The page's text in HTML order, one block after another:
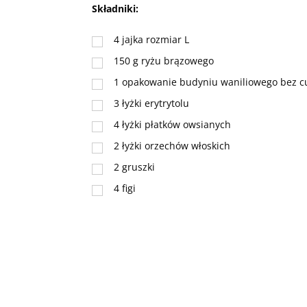
Składniki:
4 jajka rozmiar L
150 g ryżu brązowego
1 opakowanie budyniu waniliowego bez
3 łyżki erytrytolu
4 łyżki płatków owsianych
2 łyżki orzechów włoskich
2 gruszki
4 figi